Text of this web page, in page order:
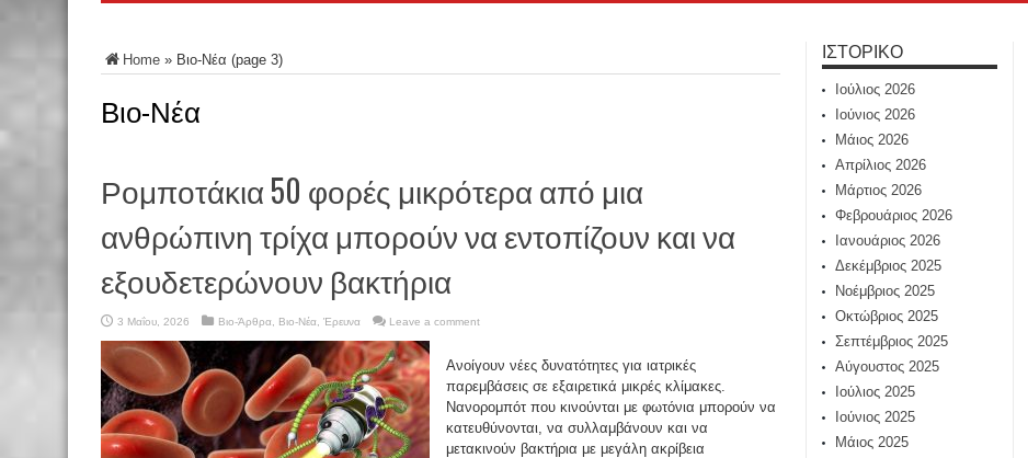
Home » Βιο-Νέα (page 3)
Βιο-Νέα
Ρομποτάκια 50 φορές μικρότερα από μια
ανθρώπινη τρίχα μπορούν να εντοπίζουν και να
εξουδετερώνουν βακτήρια
3 Μαΐου, 2026 Βιο-Άρθρα Βιο-Νέα Έρευνα Leave a comment
Ανοίγουν νέες δυνατότητες για ιατρικές
παρεμβάσεις σε εξαιρετικά μικρές κλίμακες.
Νανορομπότ που κινούνται με φωτόνια μπορούν να
κατευθύνονται, να συλλαμβάνουν και να
μετακινούν βακτήρια με μεγάλη ακρίβεια
ΙΣΤΟΡΙΚΌ
Ιούλιος 2026
Ιούνιος 2026
Μάιος 2026
Απρίλιος 2026
Μάρτιος 2026
Φεβρουάριος 2026
Ιανουάριος 2026
Δεκέμβριος 2025
Νοέμβριος 2025
Οκτώβριος 2025
Σεπτέμβριος 2025
Αύγουστος 2025
Ιούλιος 2025
Ιούνιος 2025
Μάιος 2025